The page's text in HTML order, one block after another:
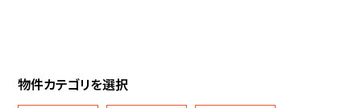
物件カテゴリを選択